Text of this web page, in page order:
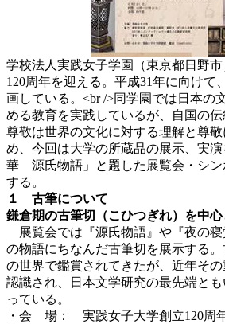
学校法人実践女子学園（東京都日野
120周年を迎える。平成31年に向けて
画している。<br />同学園では日本の
める教育を実践しているが、自国の
尊敬は世界の文化に対する理解と尊
め、今回は大学の所蔵品の展示、実
華 源氏物語」と題した展覧会・シン
する。
１ 古筆について
鎌倉期の古筆切（こひつぎれ）を中
展覧会では『源氏物語』や『夜の
の物語にちなんだ古筆切を展示する
の世界で鑑賞されてきたが、近年そ
認識され、日本文学研究の最先端と
っている。
・会 場： 実践女子大学創立120周